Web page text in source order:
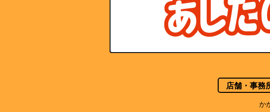
店舗・事務
か